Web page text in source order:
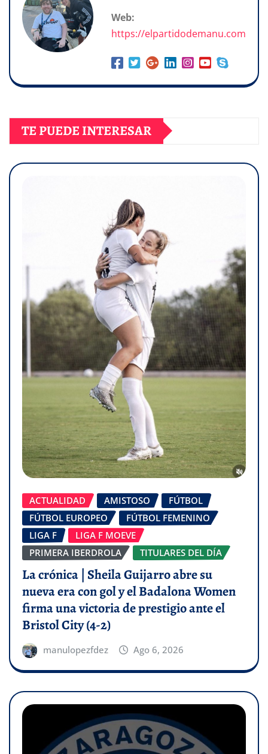
Web:
https://elpartidodemanu.com
TE PUEDE INTERESAR
ACTUALIDAD AMISTOSO
FÚTBOL
FÚTBOL EUROPEO
FÚTBOL FEMENINO
LIGA F
LIGA F MOEVE
PRIMERA IBERDROLA
TITULARES DEL DÍA
La crónica | Sheila Guijarro abre su
nueva era con gol y el Badalona Women
firma una victoria de prestigio ante el
Bristol City (4-2)
manulopezfdez Ago 6, 2026